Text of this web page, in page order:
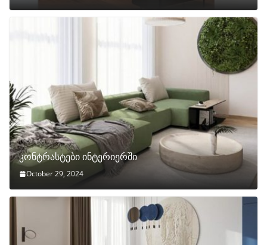
კონტრასტები ინტერიერში
October 29, 2024